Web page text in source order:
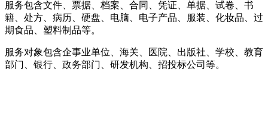
服务包含文件、票据、档案、合同、凭证、单据、试卷、书
籍、处方、病历、硬盘、电脑、电子产品、服装、化妆品、过
期食品、塑料制品等。
服务对象包含企事业单位、海关、医院、出版社、学校、教育
部门、银行、政务部门、研发机构、招投标公司等。